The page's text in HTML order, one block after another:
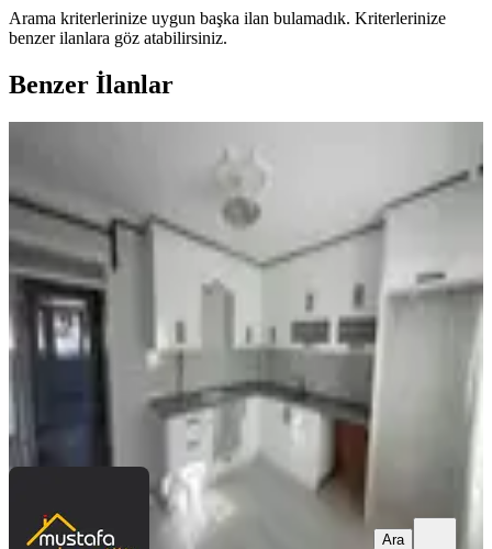
Arama kriterlerinize uygun başka ilan bulamadık. Kriterlerinize
benzer ilanlara göz atabilirsiniz.
Benzer İlanlar
Mustafa Başyiğit Emlaktan Cadde
Üzeri Geniş 2+1
Akhisar, Cumhuriyet Mahallesi
107 m²·1. Kat·09.08.2026
Mustafa Başyiğit
Ara